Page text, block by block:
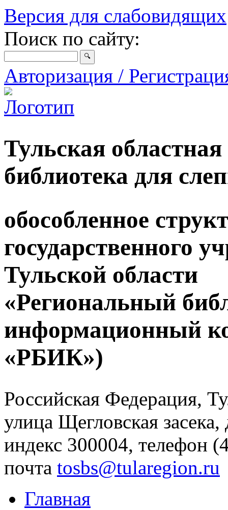
Версия для слабовидящих
Поиск по сайту:
Авторизация /
Тульская
библиотека для
обособленное
государственного
Тульской области
«Региональный
информационный
«РБИК»)
Российская Федерация,
улица Щегловская
индекс 300004, телефон
почта tosbs@tularegion.ru
Главная